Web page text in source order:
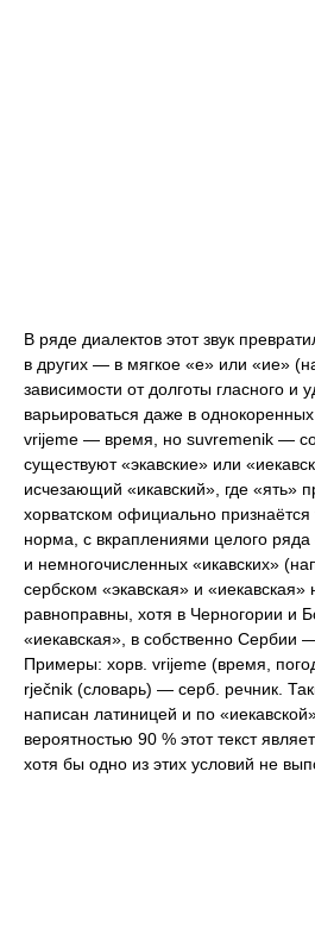
В ряде диалектов этот звук
в других — в мягкое «е» или «ие»
зависимости от долготы гласного и
варьироваться даже в
vrijeme — время, но suvremenik —
существуют «экавские» или
исчезающий «икавский», где «ять»
хорватском официально признаётся
норма, с вкраплениями целого ряда
и немногочисленных «икавских»
сербском «экавская» и
равноправны, хотя в Черногории и
«иекавская», в собственно Сербии
Примеры: хорв. vrijeme (время,
rječnik (словарь) — серб. речник.
написан латиницей и по
вероятностью 90 % этот текст
хотя бы одно из этих условий не